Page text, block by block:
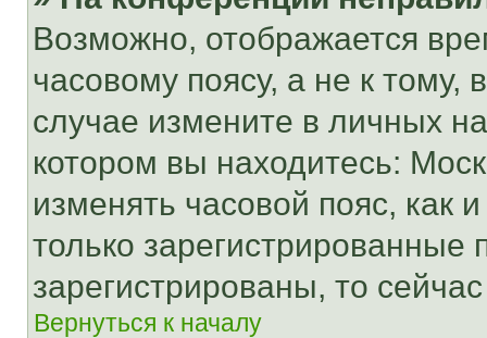
Возможно, отображается
часовому поясу, а не к тому,
случае измените в личных
котором вы находитесь:
изменять часовой пояс, как
только
зарегистрированы, то
Вернуться к началу